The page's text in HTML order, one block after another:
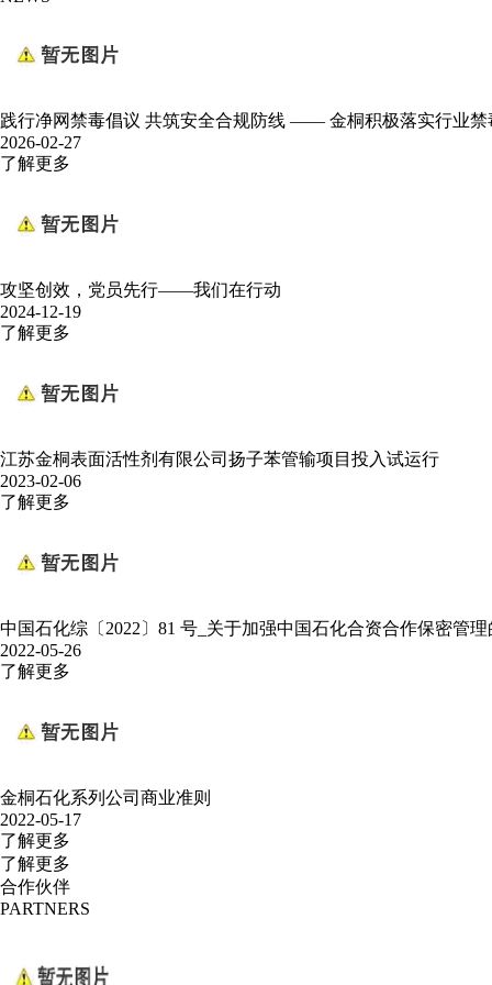
践行净网禁毒倡议 共筑安全合规防线 —— 金桐积极落实行业禁
2026-02-27
了解更多
攻坚创效，党员先行——我们在行动
2024-12-19
了解更多
江苏金桐表面活性剂有限公司扬子苯管输项目投入试运行
2023-02-06
了解更多
中国石化综〔2022〕81 号_关于加强中国石化合资合作保密管
2022-05-26
了解更多
金桐石化系列公司商业准则
2022-05-17
了解更多
了解更多
合作伙伴
PARTNERS